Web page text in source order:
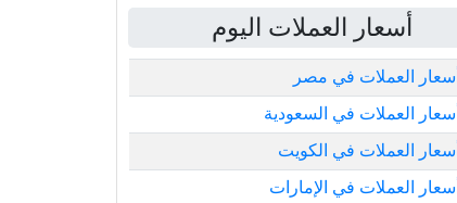
أسعار العملات اليوم
أسعار العملات في مصر
أسعار العملات في السعودية
أسعار العملات في الكويت
أسعار العملات في الإمارات